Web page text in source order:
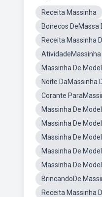
Receita Massinha
Bonecos DeMassa
Receita Massinha
AtividadeMassinha
Massinha De
Noite DaMassinha
Corante
Massinha De
Massinha De
Massinha De
Massinha De
Massinha De
BrincandoDe
Receita Massinha